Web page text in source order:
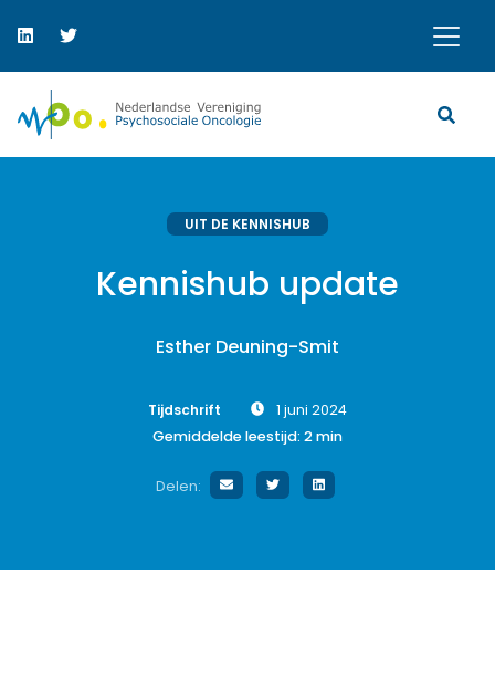
UIT DE KENNISHUB
Kennishub update
Esther Deuning-Smit
Tijdschrift
1 juni 2024
Gemiddelde leestijd: 2min
Delen: